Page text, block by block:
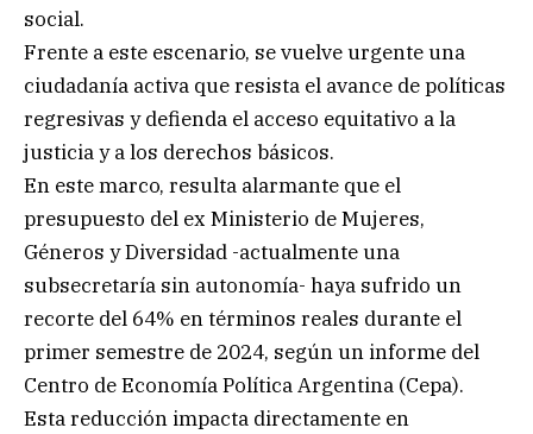
social.
Frente a este escenario, se vuelve urgente una
ciudadanía activa que resista el avance de políticas
regresivas y defienda el acceso equitativo a la
justicia y a los derechos básicos.
En este marco, resulta alarmante que el
presupuesto del ex Ministerio de Mujeres,
Géneros y Diversidad -actualmente una
subsecretaría sin autonomía- haya sufrido un
recorte del 64% en términos reales durante el
primer semestre de 2024, según un informe del
Centro de Economía Política Argentina (Cepa).
Esta reducción impacta directamente en